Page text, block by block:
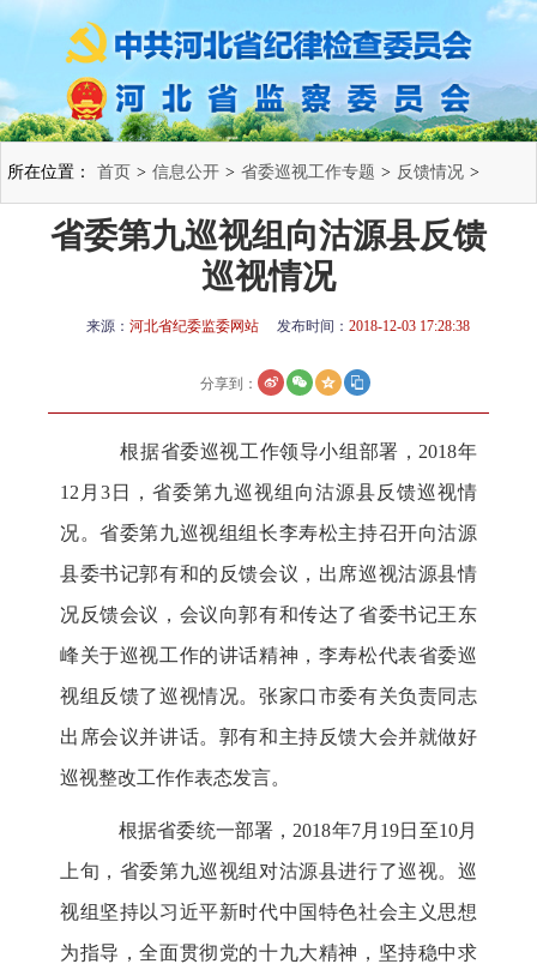
所在位置： 首页 > 信息公开 > 省委巡视工作专题 > 反馈情况 >
省委第九巡视组向沽源县反馈
巡视情况
来源： 河北省纪委监委网站 发布时间： 2018-12-03 17:28:38
分享到：
根据省委巡视工作领导小组部署，2018年
12月3日，省委第九巡视组向沽源县反馈巡视情
况。省委第九巡视组组长李寿松主持召开向沽源
县委书记郭有和的反馈会议，出席巡视沽源县情
况反馈会议，会议向郭有和传达了省委书记王东
峰关于巡视工作的讲话精神，李寿松代表省委巡
视组反馈了巡视情况。张家口市委有关负责同志
出席会议并讲话。郭有和主持反馈大会并就做好
巡视整改工作作表态发言。
根据省委统一部署，2018年7月19日至10月
上旬，省委第九巡视组对沽源县进行了巡视。巡
视组坚持以习近平新时代中国特色社会主义思想
为指导，全面贯彻党的十九大精神，坚持稳中求